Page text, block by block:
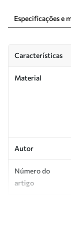
Especificações e
Características
Material
Autor
Número do
artigo